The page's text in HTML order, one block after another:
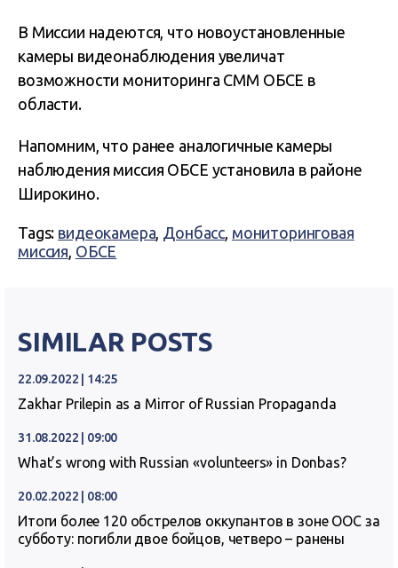
В Миссии надеются, что новоустановленные
камеры видеонаблюдения увеличат
возможности мониторинга СММ ОБСЕ в
области.
Напомним, что ранее аналогичные камеры
наблюдения миссия ОБСЕ установила в районе
Широкино.
Tags: видеокамера, Донбасс, мониторинговая
миссия, ОБСЕ
SIMILAR POSTS
22.09.2022 | 14:25
Zakhar Prilepin as a Mirror of Russian Propaganda
31.08.2022 | 09:00
What’s wrong with Russian «volunteers» in Donbas?
20.02.2022 | 08:00
Итоги более 120 обстрелов оккупантов в зоне ООС за
субботу: погибли двое бойцов, четверо – ранены